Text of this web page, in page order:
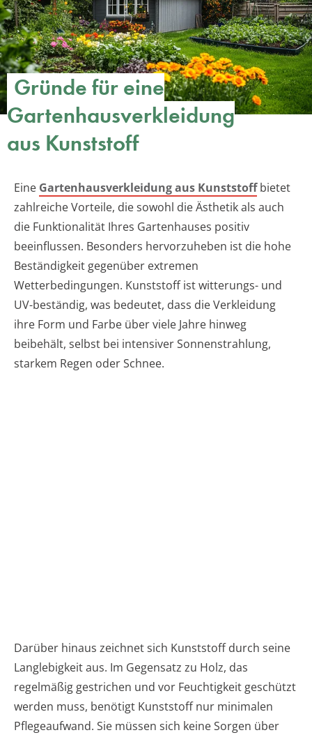
Gründe für eine
Gartenhausverkleidung
aus Kunststoff
Eine Gartenhausverkleidung aus Kunststoffbietet
zahlreiche Vorteile, die sowohl die Ästhetik als auch
die Funktionalität Ihres Gartenhauses positiv
beeinflussen. Besonders hervorzuheben ist die hohe
Beständigkeit gegenüber extremen
Wetterbedingungen. Kunststoff ist witterungs- und
UV-beständig, was bedeutet, dass die Verkleidung
ihre Form und Farbe über viele Jahre hinweg
beibehält, selbst bei intensiver Sonnenstrahlung,
starkem Regen oder Schnee.
Darüber hinaus zeichnet sich Kunststoff durch seine
Langlebigkeit aus. Im Gegensatz zu Holz, das
regelmäßig gestrichen und vor Feuchtigkeit geschützt
werden muss, benötigt Kunststoff nur minimalen
Pflegeaufwand. Sie müssen sich keine Sorgen über